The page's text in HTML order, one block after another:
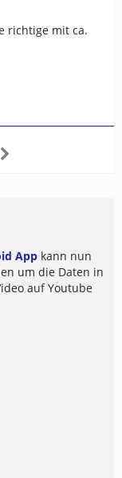
richtige mit ca.
App kann nun
um die Daten in
auf Youtube